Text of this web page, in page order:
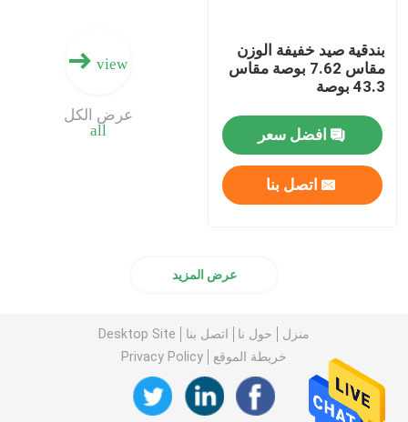
بندقية صيد خفيفة الوزن
مقاس 7.62 بوصة مقاس
43.3 بوصة
افضل سعر
اتصل بنا
view
all
عرض الكل
عرض المزيد
منزل حول نا اتصل بنا
Desktop Site
خريطة الموقع
Privacy Policy